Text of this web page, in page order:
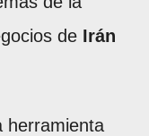
de Irán
herramienta